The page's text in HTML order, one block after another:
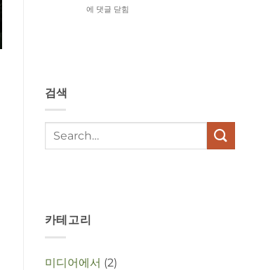
Wat
in
deze
에 댓글 닫힘
검색
카테고리
미디어에서 (2)